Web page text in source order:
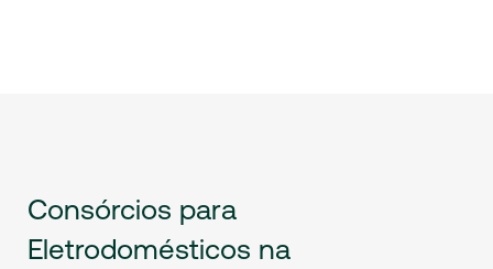
Consórcios para
Eletrodomésticos na